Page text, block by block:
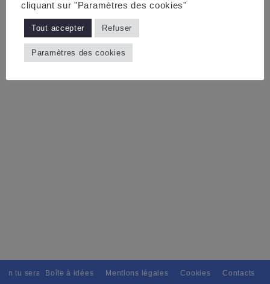
tu seras, Pour tous avec discernement. // L'amitié tu
Boîte à idées Mentions légales Cookies Contacts
cliquant sur "Paramètres des cookies"
Tout accepter Refuser
Paramètres des cookies